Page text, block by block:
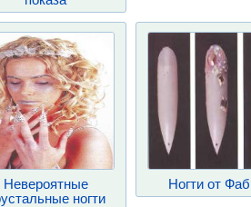
Невероятные
ногти
Ногти от